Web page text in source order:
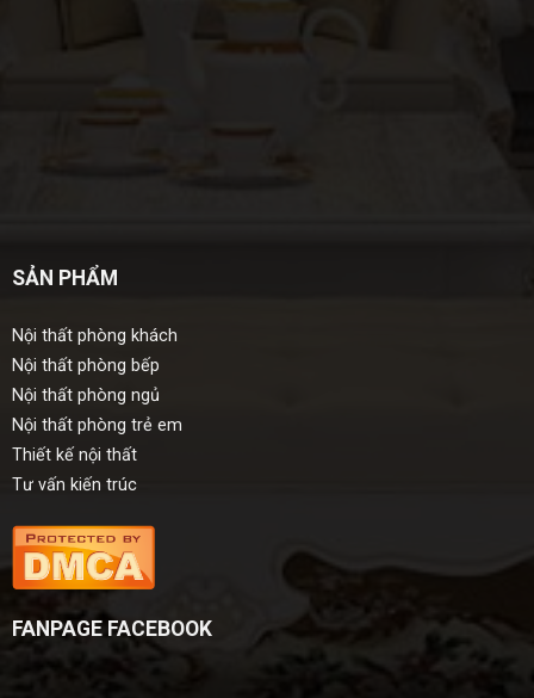
SẢN PHẨM
Nội thất phòng khách
Nội thất phòng bếp
Nội thất phòng ngủ
Nội thất phòng trẻ em
Thiết kế nội thất
Tư vấn kiến trúc
FANPAGE FACEBOOK